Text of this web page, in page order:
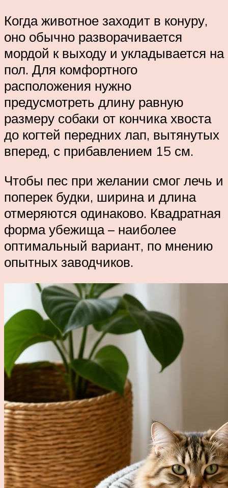
Когда животное заходит в конуру,
оно обычно разворачивается
мордой к выходу и укладывается на
пол. Для комфортного
расположения нужно
предусмотреть длину равную
размеру собаки от кончика хвоста
до когтей передних лап, вытянутых
вперед, с прибавлением 15 см.
Чтобы пес при желании смог лечь и
поперек будки, ширина и длина
отмеряются одинаково. Квадратная
форма убежища – наиболее
оптимальный вариант, по мнению
опытных заводчиков.